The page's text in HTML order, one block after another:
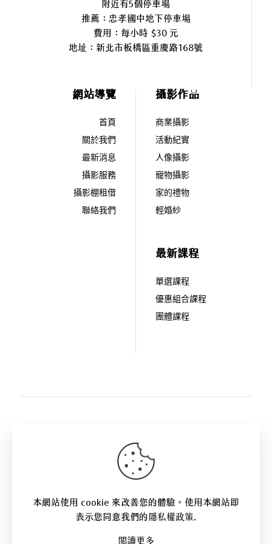
附近有5個停車場
推薦：忠孝國中地下停車場
費用：每小時 $30 元
地址： 新北市板橋區重慶路168號
網站導覽
首頁
關於我們
最新消息
攝影服務
攝影棚租借
聯絡我們
攝影作品
商業攝影
活動紀實
人像攝影
寵物攝影
家的禮物
輕婚紗
最新課程
單選課程
優惠組合課程
團體課程
本網站使用 cookie 來改善您的體驗。使用本網站即
表示您同意我們的 隱私權政策.
閱讀更多